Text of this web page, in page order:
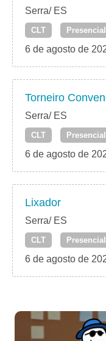
Serra/ ES
CLT Presencial
6 de agosto de
Torneiro
Serra/ ES
CLT Presencial
6 de agosto de
Lixador
Serra/ ES
CLT Presencial
6 de agosto de